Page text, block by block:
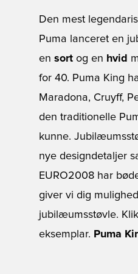
Den mest
Puma lanceret en
en sort og en hvid
for 40. Puma King
Maradona, Cruyff,
den traditionelle
kunne.
nye designdetaljer
EURO2008 har
giver vi dig
jubilæumsstøvle.
eksemplar. Puma